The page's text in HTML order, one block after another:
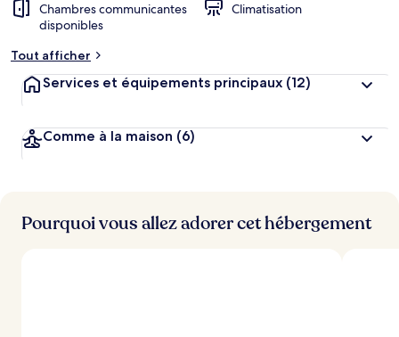
Chambres communicantes
disponibles
Climatisation
Tout afficher
Services et équipements principaux (12)
Comme à la maison (6)
Pourquoi vous allez adorer cet hébergement